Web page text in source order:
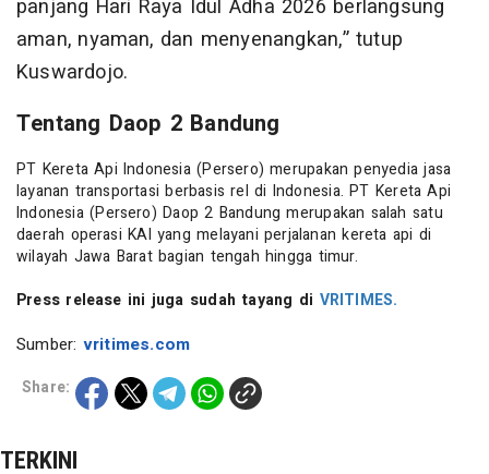
panjang Hari Raya Idul Adha 2026 berlangsung
aman, nyaman, dan menyenangkan,” tutup
Kuswardojo.
Tentang Daop 2 Bandung
PT Kereta Api Indonesia (Persero) merupakan penyedia jasa
layanan transportasi berbasis rel di Indonesia. PT Kereta Api
Indonesia (Persero) Daop 2 Bandung merupakan salah satu
daerah operasi KAI yang melayani perjalanan kereta api di
wilayah Jawa Barat bagian tengah hingga timur.
Press release ini juga sudah tayang di VRITIMES.
Sumber:vritimes.com
Share:
TERKINI